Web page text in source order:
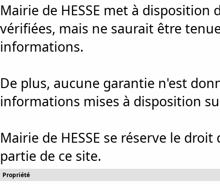
Mairie de HESSE met à
vérifiées, mais ne saurait être
informations.
De plus, aucune garantie n'est
informations mises à disposition
Mairie de HESSE se réserve le
partie de ce site.
Propriété